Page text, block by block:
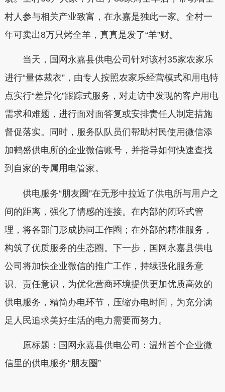
村人参与相关产业致富，在永嘉是独此一家。全村一
年可卖出8万只烤全羊，真真是发了“羊”财。
当天，国网永嘉县供电公司针对该村35家农家乐
进行“量体裁衣”，由专人按照农家乐经营模式和用电特
点实行“差异化”跟踪式服务，对走访中发现的客户用电
需求和难题，进行面对面答复或安排责任人制定措施
督促落实。同时，服务队队员们帮助村民使用微信添
加鹤盛供电所的企业微信账号，并指导如何快速查找
到自家的专属用电管家。
供电服务“朋友圈”在无形中拉近了供电所与用户之
间的距离，强化了情感的连接。在内部的闭环式管
理，将各部门形成协同工作圈；在外部的精准服务，
构筑了优质服务的生态圈。下一步，国网永嘉县供电
公司将加快企业微信的推广工作，持续强化服务意
识、责任意识，为优化营商环境提供更加优质高效的
供电服务，精简办电环节，压缩办电时间，为充分满
足人民追求美好生活的电力需要而努力。
原标题：国网永嘉县供电公司：温州首个企业微
信里的供电服务“朋友圈”